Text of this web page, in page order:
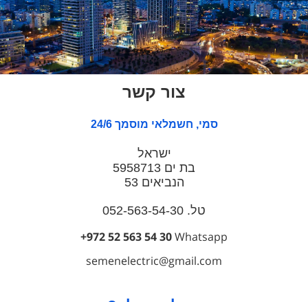
צור קשר
סמי, חשמלאי מוסמך 24/6
ישראל
בת ים 5958713
הנביאים 53
טל. 052-563-54-30
+972 52 563 54 30Whatsapp
semenelectric@gmail.com